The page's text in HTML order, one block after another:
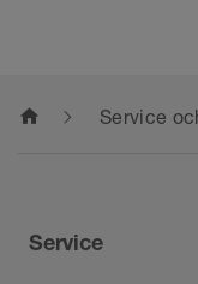
home Service
Service